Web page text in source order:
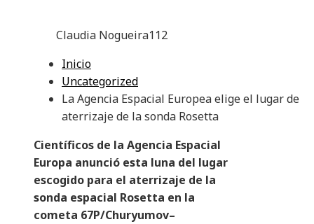
Claudia Nogueira112
Inicio
Uncategorized
La Agencia Espacial Europea elige el lugar de
aterrizaje de la sonda Rosetta
Científicos de la Agencia Espacial
Europa anunció esta luna del lugar
escogido para el aterrizaje de la
sonda espacial Rosetta en la
cometa 67P/Churyumov–